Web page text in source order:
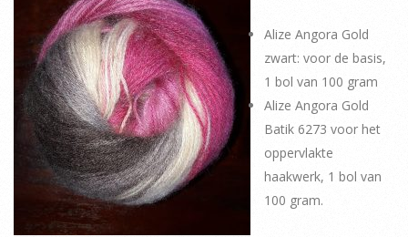
Alize Angora Gold
zwart: voor de basis,
1 bol van 100 gram
Alize Angora Gold
Batik 6273 voor het
oppervlakte
haakwerk, 1 bol van
100 gram.